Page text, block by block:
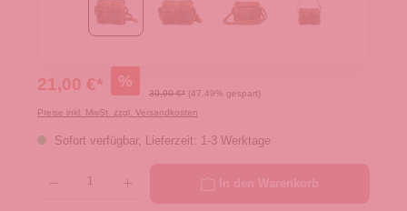
21,00 €* %
39,99 €* (47.49% gespart)
Preise inkl. MwSt. zzgl. Versandkosten
Sofort verfügbar, Lieferzeit: 1-3 Werktage